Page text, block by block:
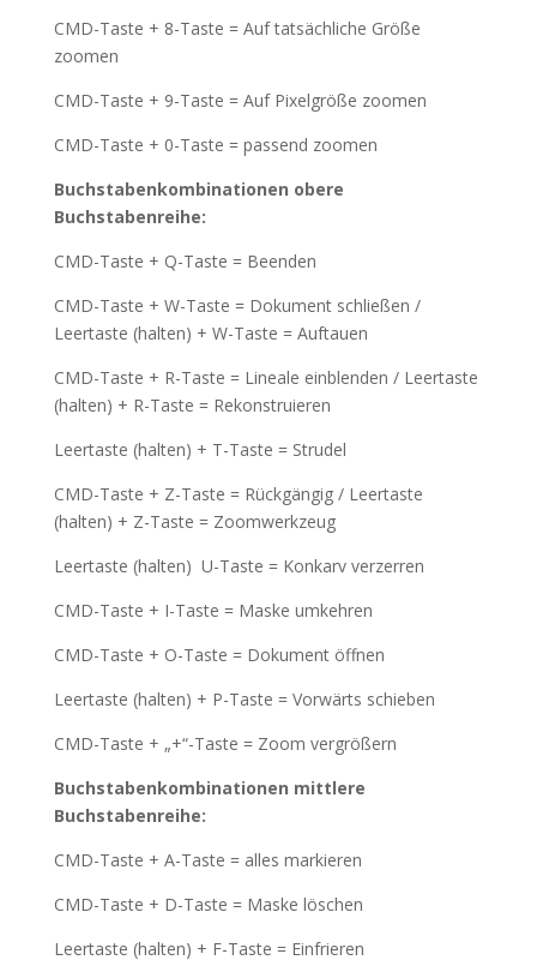
CMD-Taste + 8-Taste = Auf tatsächliche Größe
zoomen
CMD-Taste + 9-Taste = Auf Pixelgröße zoomen
CMD-Taste + 0-Taste = passend zoomen
Buchstabenkombinationen obere
Buchstabenreihe:
CMD-Taste + Q-Taste = Beenden
CMD-Taste + W-Taste = Dokument schließen /
Leertaste (halten) + W-Taste = Auftauen
CMD-Taste + R-Taste = Lineale einblenden / Leertaste
(halten) + R-Taste = Rekonstruieren
Leertaste (halten) + T-Taste = Strudel
CMD-Taste + Z-Taste = Rückgängig / Leertaste
(halten) + Z-Taste = Zoomwerkzeug
Leertaste (halten) U-Taste = Konkarv verzerren
CMD-Taste + I-Taste = Maske umkehren
CMD-Taste + O-Taste = Dokument öffnen
Leertaste (halten) + P-Taste = Vorwärts schieben
CMD-Taste + „+“-Taste = Zoom vergrößern
Buchstabenkombinationen mittlere
Buchstabenreihe:
CMD-Taste + A-Taste = alles markieren
CMD-Taste + D-Taste = Maske löschen
Leertaste (halten) + F-Taste = Einfrieren